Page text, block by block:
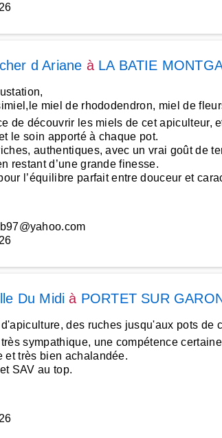
d Ariane à LA BATIE
miel de rhododendron, miel de
de découvrir les miels de cet
le soin apporté à chaque pot.
authentiques, avec un vrai goût de
restant d’une grande finesse.
l’équilibre parfait entre douceur et
Du Midi à PORTET SUR
des ruches jusqu'aux pots de
sympathique, une compétence
et très bien achalandée.
SAV au top.